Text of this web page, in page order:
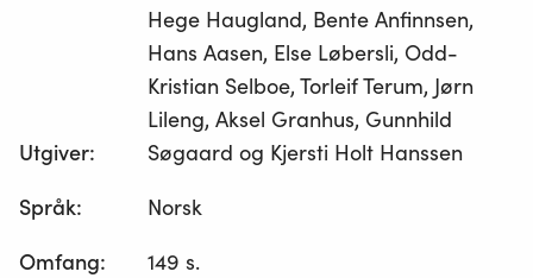
Utgiver:
Hege Haugland, Bente Anfinnsen,
Hans Aasen, Else Løbersli, Odd-
Kristian Selboe, Torleif Terum, Jørn
Lileng, Aksel Granhus, Gunnhild
Søgaard og Kjersti Holt Hanssen
Språk:
Norsk
Omfang:
149 s.